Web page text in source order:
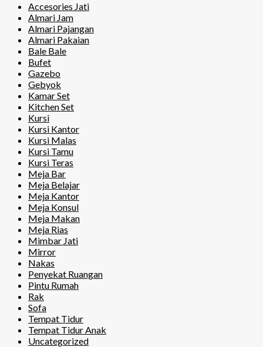
Accesories Jati
Almari Jam
Almari Pajangan
Almari Pakaian
Bale Bale
Bufet
Gazebo
Gebyok
Kamar Set
Kitchen Set
Kursi
Kursi Kantor
Kursi Malas
Kursi Tamu
Kursi Teras
Meja Bar
Meja Belajar
Meja Kantor
Meja Konsul
Meja Makan
Meja Rias
Mimbar Jati
Mirror
Nakas
Penyekat Ruangan
Pintu Rumah
Rak
Sofa
Tempat Tidur
Tempat Tidur Anak
Uncategorized